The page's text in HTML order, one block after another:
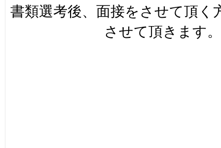
書類選考後、面接をさせて頂く
させて頂きます。